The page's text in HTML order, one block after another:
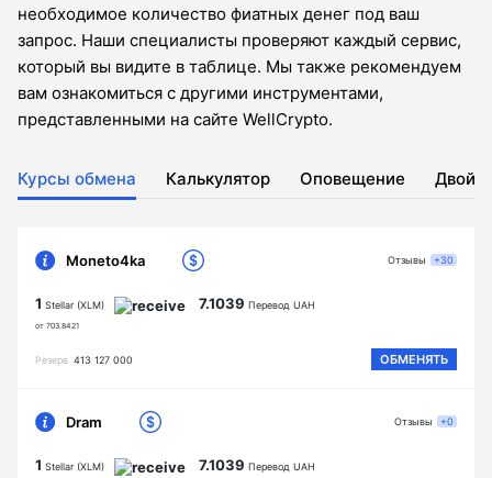
необходимое количество фиатных денег под ваш
запрос. Наши специалисты проверяют каждый сервис,
который вы видите в таблице. Мы также рекомендуем
вам ознакомиться с другими инструментами,
представленными на сайте WellCrypto.
Курсы обмена Калькулятор Оповещение
Moneto4ka
1 Stellar (XLM)
от 703.8421
7.1039 Перевод UAH
Резерв 413 127 000 ОБМЕНЯТЬ
Отзывы +30
Dram
1 Stellar (XLM) 7.1039 Перевод UAH
Отзывы +0